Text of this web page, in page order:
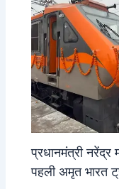
प्रधानमंत्री नरेंद्र
पहली अमृत भारत